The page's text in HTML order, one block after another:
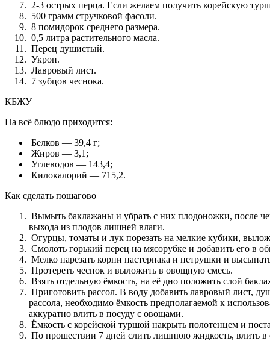
2-3 острых перца. Если желаем получить корейскую
500 грамм стручковой фасоли.
8 помидорок среднего размера.
0,5 литра растительного масла.
Перец душистый.
Укроп.
Лавровый лист.
7 зубцов чеснока.
КБЖУ
На всё блюдо приходится:
Белков — 39,4 г;
Жиров — 3,1;
Углеводов — 143,4;
Килокалорий — 715,2.
Как сделать пошагово
Вымыть баклажаны и убрать с них плодоножки, после
выхода из плодов лишней влаги.
Огурцы, томаты и лук порезать на мелкие кубики,
Смолоть горький перец на мясорубке и добавить его в
Мелко нарезать корни пастернака и петрушки и
Протереть чеснок и выложить в овощную смесь.
Взять отдельную ёмкость, на её дно положить слой
Приготовить рассол. В воду добавить лавровый лист,
рассола, необходимо ёмкость предполагаемой к
аккуратно влить в посуду с овощами.
Ёмкость с корейской туршой накрыть полотенцем и
По прошествии 7 дней слить лишнюю жидкость, влить в